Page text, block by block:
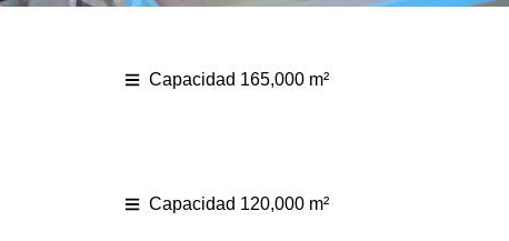
Capacidad 165,000 m²
Capacidad 120,000 m²